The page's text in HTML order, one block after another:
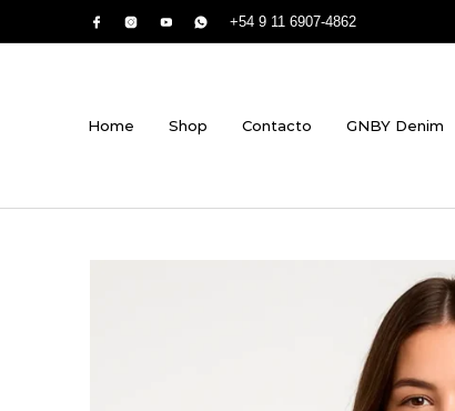
+54 9 11 6907-4862
Home Shop Contacto GNBY Denim